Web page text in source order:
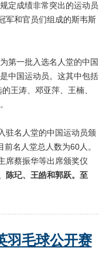
定成绩非常突出的运动员
军和官员们组成的斯韦斯
第一批入选名人堂的中国
中国运动员。这其中包括
王涛、邓亚萍、王楠、
名人堂的中国运动员颁
名人堂总人数为60人。
席蔡振华等出席颁奖仪
陈玘、王皓和郭跃。至